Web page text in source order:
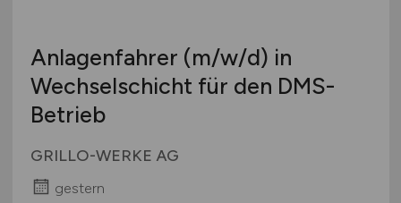
Anlagenfahrer (m/w/d) in
Wechselschicht für den DMS-
Betrieb
GRILLO-WERKE AG
gestern